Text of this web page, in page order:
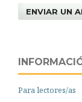
ENVIAR UN
Para lectores/as